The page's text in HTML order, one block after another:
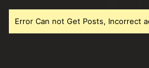
Error Can not Get Posts, Incorrect